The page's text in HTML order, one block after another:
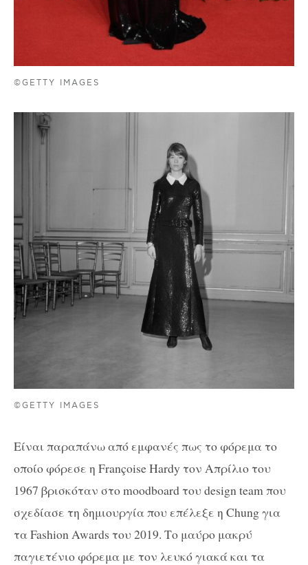
©GETTY IMAGES
©GETTY IMAGES
Eίναι παραπάνω από εμφανές πως το φόρεμα το
οποίο φόρεσε η Françoise Hardy τον Απρίλιο του
1967 βρισκόταν στο moodboard του design team που
σχεδίασε τη δημιουργία που επέλεξε η Chung για
τα Fashion Awards του 2019. Το μαύρο μακρύ
παγιετένιο φόρεμα με τον λευκό γιακά και τα